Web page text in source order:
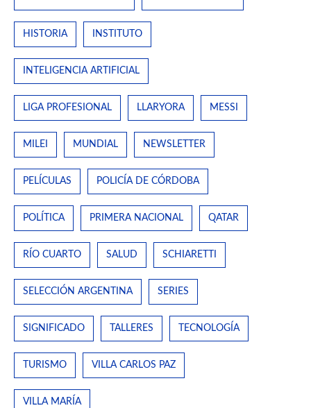
HISTORIA INSTITUTO
INTELIGENCIA ARTIFICIAL
LIGA PROFESIONAL LLARYORA MESSI
MILEI MUNDIAL NEWSLETTER
PELÍCULAS POLICÍA DE CÓRDOBA
POLÍTICA PRIMERA NACIONAL QATAR
RÍO CUARTO SALUD SCHIARETTI
SELECCIÓN ARGENTINA SERIES
SIGNIFICADO TALLERES TECNOLOGÍA
TURISMO VILLA CARLOS PAZ
VILLA MARÍA